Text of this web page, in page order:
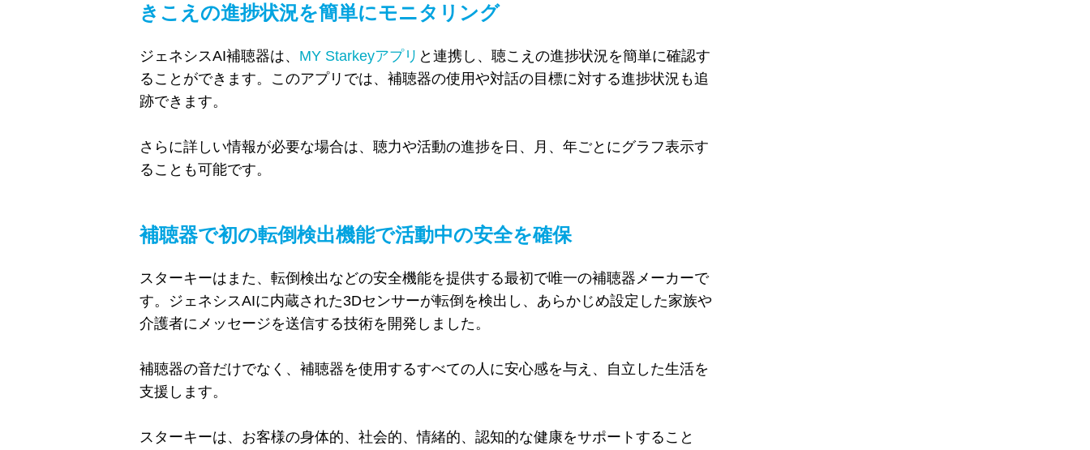
きこえの進捗状況を簡単にモニタリング
ジェネシスAI補聴器は、 MY Starkeyアプリ と連携し、聴こえの進捗状況を簡単に確認す
ることができます。このアプリでは、補聴器の使用や対話の目標に対する進捗状況も追
跡できます。
さらに詳しい情報が必要な場合は、聴力や活動の進捗を日、月、年ごとにグラフ表示す
ることも可能です。
補聴器で初の転倒検出機能で活動中の安全を確保
スターキーはまた、転倒検出などの安全機能を提供する最初で唯一の補聴器メーカーで
す。ジェネシスAIに内蔵された3Dセンサーが転倒を検出し、あらかじめ設定した家族や
介護者にメッセージを送信する技術を開発しました。
補聴器の音だけでなく、補聴器を使用するすべての人に安心感を与え、自立した生活を
支援します。
スターキーは、お客様の身体的、社会的、情緒的、認知的な健康をサポートすること